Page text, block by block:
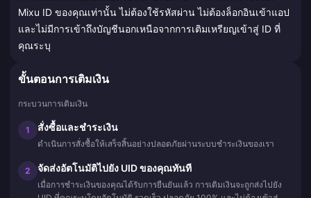
Mixu ID ของคุณเท่านั้น ไม่ต้องใช้รหัสผ่าน ไม่ต้องล็อกอินเข้าแอป
และไม่มีการเข้าถึงบัญชีนอกเหนือจากการเติมเหรียญเข้าสู่ ID ที่
คุณระบุ
ขั้นตอนการเติมเงิน
กระบวนการเติมเงิน
1 สั่งซื้อและชำระเงิน
ดำเนินการสั่งซื้อให้เสร็จสิ้นอย่างปลอดภัยผ่านระบบชำระเงินของเรา
2 จัดส่งอัตโนมัติไปยัง UID ของคุณทันที
เมื่อการชำระเงินของคุณได้รับการยืนยันแล้ว การเติมเงินจะถูกส่งไปยัง